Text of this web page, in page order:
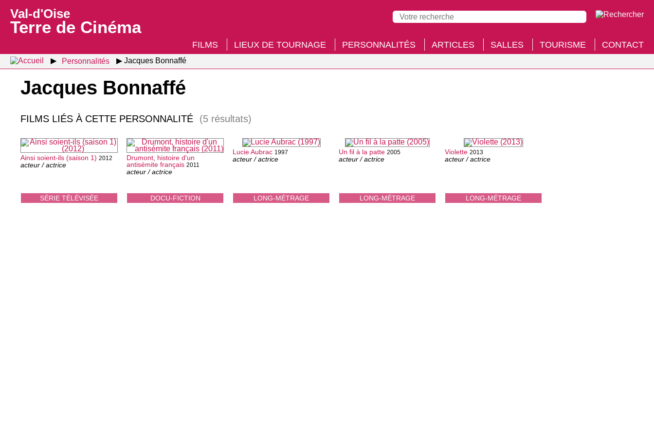
Val-d'Oise
Terre de Cinéma
FILMS LIEUX DE TOURNAGE PERSONNALITÉS ARTICLES SALLES TOURISME CONTACT
Personnalités Jacques Bonnaffé
Jacques Bonnaffé
FILMS LIÉS À CETTE PERSONNALITÉ (5 résultats)
SÉRIE TÉLÉVISÉE
Ainsi soient-ils (saison 1) 2012
acteur / actrice
DOCU-FICTION
Drumont, histoire d'un
antisémite français 2011
acteur / actrice
LONG-MÉTRAGE
Lucie Aubrac 1997
acteur / actrice
LONG-MÉTRAGE
Un fil à la patte 2005
acteur / actrice
LONG-MÉTRAGE
Violette 2013
acteur / actrice